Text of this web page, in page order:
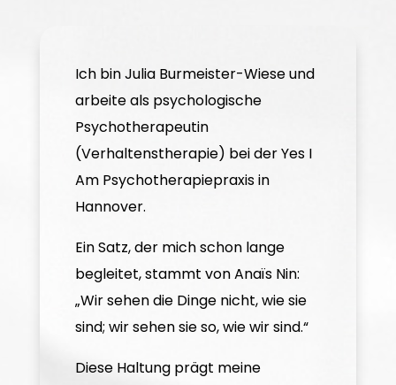
Ich bin Julia Burmeister-Wiese und
arbeite als psychologische
Psychotherapeutin
(Verhaltenstherapie) bei der Yes I
Am Psychotherapiepraxis in
Hannover.
Ein Satz, der mich schon lange
begleitet, stammt von Anaïs Nin:
„Wir sehen die Dinge nicht, wie sie
sind; wir sehen sie so, wie wir sind.“
Diese Haltung prägt meine